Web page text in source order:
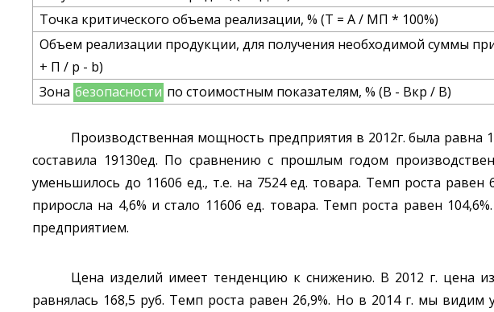
Точка критического объема реализации, % (Т = А / МП * 100%)
Объем реализации продукции, для получения необходимой суммы
+ П / p - b)
Зона безопасности по стоимостным показателям, % (В - Вкр / В)
Производственная мощность предприятия в 2012г. была равна
составила 19130ед. По сравнению с прошлым годом
уменьшилось до 11606 ед., т.е. на 7524 ед. товара. Темп роста
приросла на 4,6% и стало 11606 ед. товара. Темп роста равен
предприятием.
Цена изделий имеет тенденцию к снижению. В 2012 г. цена
равнялась 168,5 руб. Темп роста равен 26,9%. Но в 2014 г. мы